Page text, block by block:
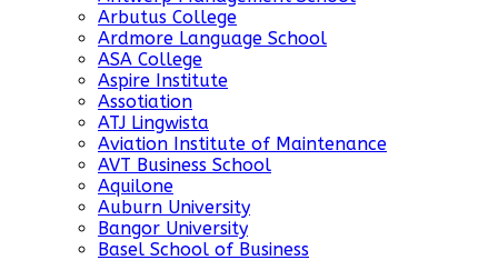
Arbutus College
Ardmore Language School
ASA College
Aspire Institute
Assotiation
ATJ Lingwista
Aviation Institute of Maintenance
AVT Business School
Aquilone
Auburn University
Bangor University
Basel School of Business